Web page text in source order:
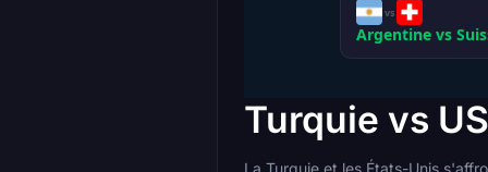
vs
Argentine vs
Turquie vs
La Turquie et les États-Unis